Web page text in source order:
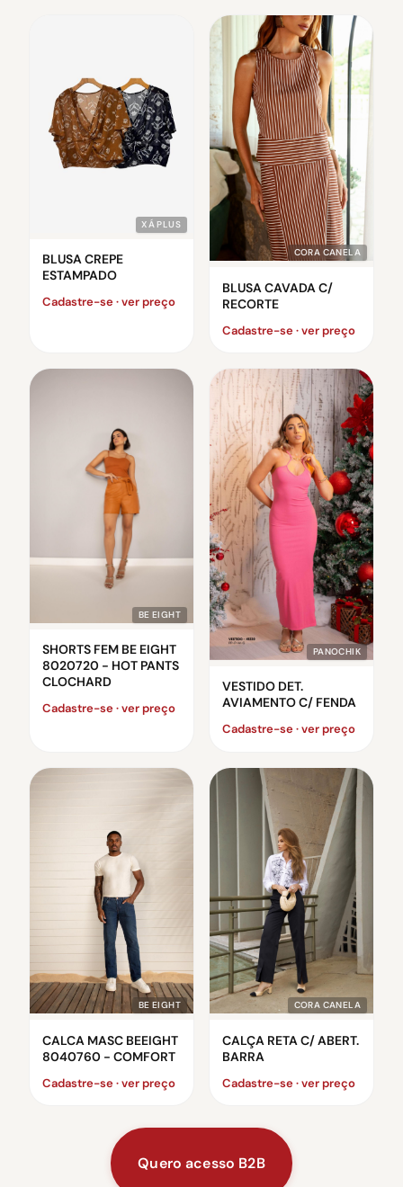
XÁ PLUS
BLUSA CREPE
ESTAMPADO
Cadastre-se · ver preço
CORA CANELA
BLUSA CAVADA C/
RECORTE
Cadastre-se · ver preço
BE EIGHT
SHORTS FEM BE EIGHT
8020720 - HOT PANTS
CLOCHARD
Cadastre-se · ver preço
PANOCHIK
VESTIDO DET.
AVIAMENTO C/ FENDA
Cadastre-se · ver preço
BE EIGHT
CALCA MASC BEEIGHT
8040760 - COMFORT
Cadastre-se · ver preço
CORA CANELA
CALÇA RETA C/ ABERT.
BARRA
Cadastre-se · ver preço
Quero acesso B2B